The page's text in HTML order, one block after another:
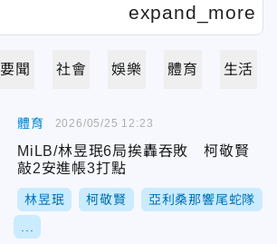
要聞 社會 娛樂 體育 生活
體育
MiLB/林昱珉6局挨轟吞敗 柯敬賢
敲2安進帳3打點
林昱珉 柯敬賢 亞利桑那響尾蛇隊
2026/05/25 12:23